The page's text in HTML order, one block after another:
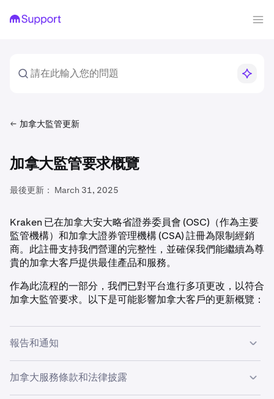
加拿大監管更新
加拿大監管要求概覽
最後更新： March 31, 2025
Kraken 已在加拿大安大略省證券委員會 (OSC)（作為主要
監管機構）和加拿大證券管理機構 (CSA) 註冊為限制經銷
商。此註冊支持我們營運的完整性，並確保我們能繼續為尊
貴的加拿大客戶提供最佳產品和服務。
作為此流程的一部分，我們已對平台進行多項更改，以符合
加拿大監管要求。以下是可能影響加拿大客戶的更新概覽：
報告和通知
加拿大客戶將每月收到帳戶結單。客戶將每月收到一份涵蓋
上個月活動的結單。
加拿大服務條款和法律披露